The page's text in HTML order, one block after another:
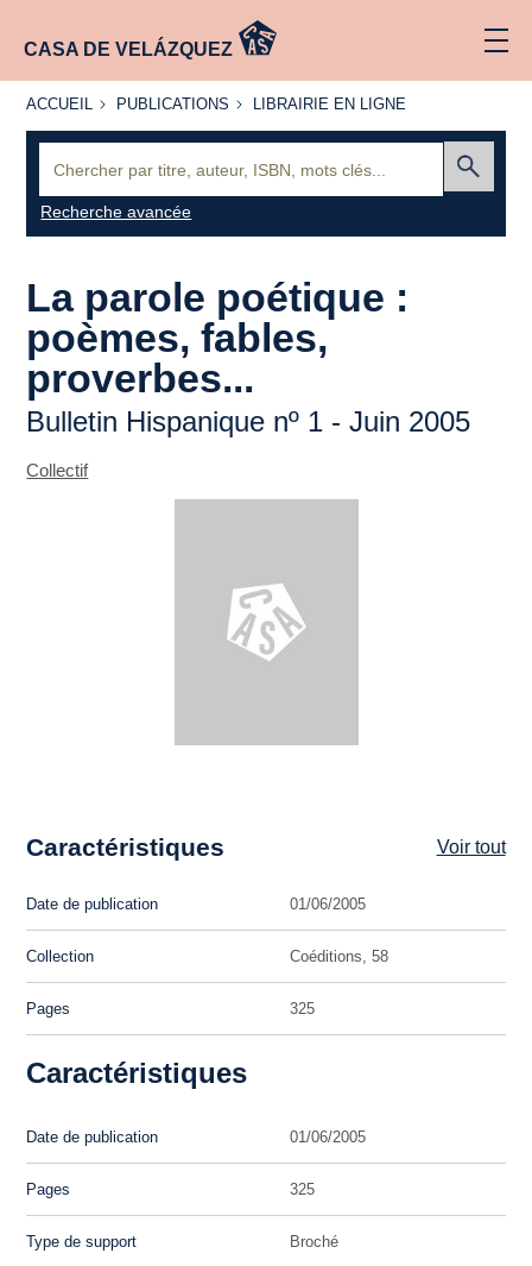
CASA DE VELÁZQUEZ
ACCUEIL
ACCUEIL PUBLICATIONS
PUBLICATIONS
LIBRAIRIE
LIBRAIRIE EN LIGNE
Recherche avancée
La parole poétique :
poèmes, fables,
proverbes...
Bulletin Hispanique nº 1 - Juin 2005
Collectif
Caractéristiques Voir tout
Date de publication 01/06/2005
Collection Coéditions, 58
Pages 325
Caractéristiques
Date de publication 01/06/2005
Pages 325
Type de support Broché